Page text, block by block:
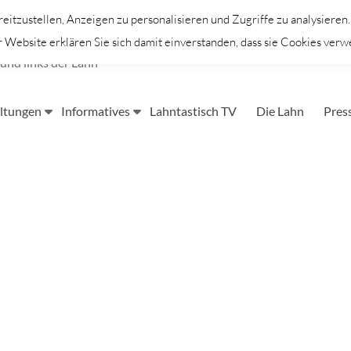
links der Lahn
Informatives Lahntastisch TV Die Lahn
Anzeigen zu personalisieren und Zugriffe zu
erklären Sie sich damit einverstanden, dass sie Cookies